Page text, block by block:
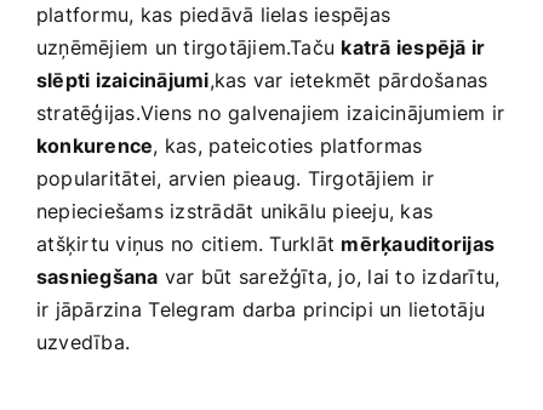
platformu, kas piedāvā lielas iespējas
uzņēmējiem un tirgotājiem.Taču katrā iespējā‌ ir
slēpti izaicinājumi,kas var ietekmēt pārdošanas ​
stratēģijas.Viens no galvenajiem izaicinājumiem ir
konkurence, kas, ‍pateicoties platformas
popularitātei,⁣ arvien⁤ pieaug.‍ Tirgotājiem ir
nepieciešams izstrādāt unikālu pieeju, kas
⁢atšķirtu viņus no citiem. Turklāt mērķauditorijas
sasniegšana var būt sarežģīta, jo, lai to izdarītu,
ir jāpārzina ⁢Telegram darba principi un lietotāju
uzvedība.